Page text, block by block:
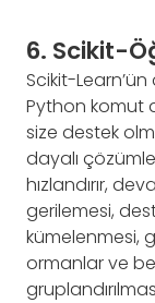
6. Scikit-
Scikit-
Python komut
size destek
dayalı
hızlandırır,
gerilemesi,
kümelenmesi,
ormanlar ve